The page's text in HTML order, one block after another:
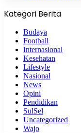
Kategori Berita
Budaya
Football
Internasional
Kesehatan
Lifestyle
Nasional
News
Opini
Pendidikan
SulSel
Uncategorized
Wajo